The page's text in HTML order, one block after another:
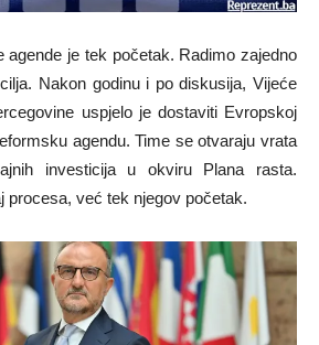
agende je tek početak. Radimo zajedno
Nakon godinu i po diskusija, Vijeće
uspjelo je dostaviti Evropskoj
agendu. Time se otvaraju vrata
investicija u okviru Plana rasta.
procesa, već tek njegov početak.